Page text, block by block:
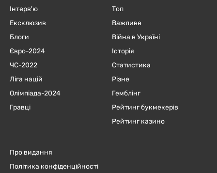
Інтерв'ю
Ексклюзив
Блоги
Євро-2024
ЧC-2022
Ліга націй
Олімпіада-2024
Гравці
Топ
Важливе
Війна в Україні
Історія
Статистика
Різне
Гемблінг
Рейтинг букмекерів
Рейтинг казино
Про видання
Політика конфіденційності